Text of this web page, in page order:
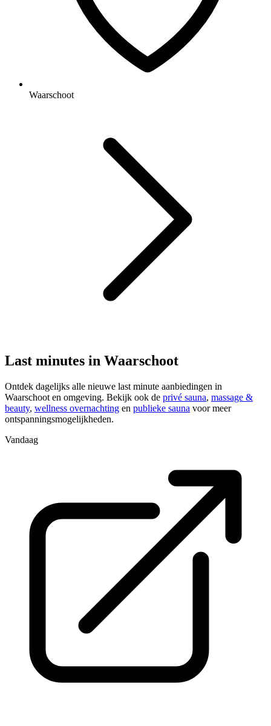
Waarschoot
Last minutes in Waarschoot
Ontdek dagelijks alle nieuwe last minute aanbiedingen in
Waarschoot en omgeving. Bekijk ook de privé sauna, massage &
beauty, wellness overnachting en publieke sauna voor meer
ontspanningsmogelijkheden.
Vandaag